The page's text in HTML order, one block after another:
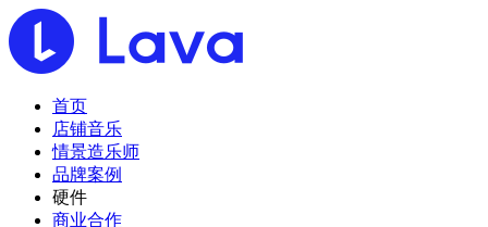
首页
店铺音乐
情景造乐师
品牌案例
硬件
商业合作